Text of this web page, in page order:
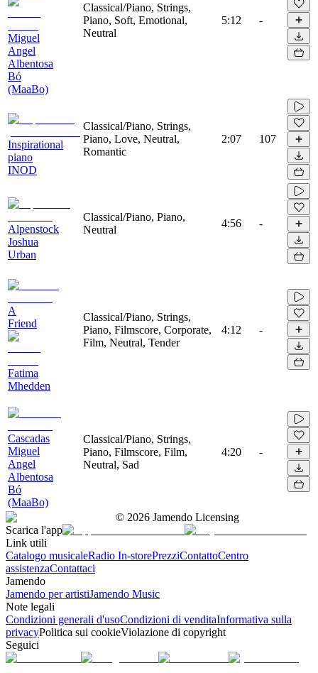
Miguel
Angel
Albentosa
Bó
(MaaBo)
Classical/Piano, Strings,
Piano, Soft, Emotional,
Neutral
5:12 -
Inspirational
piano
INOD
Classical/Piano, Strings,
Piano, Love, Neutral,
Romantic
2:07 107
Alpenstock
Joshua
Urban
Classical/Piano, Piano,
Neutral
4:56 -
A
Friend
Fatima
Mhedden
Classical/Piano, Strings,
Piano, Filmscore, Corporate,
Film, Neutral, Tender
4:12 -
Cascadas
Miguel
Angel
Albentosa
Bó
(MaaBo)
Classical/Piano, Strings,
Piano, Filmscore, Film,
Neutral, Sad
4:20 -
© 2026 Jamendo Licensing
Scarica l'app
Link utili
Catalogo musicaleRadio In-storePrezziContattoCentro
assistenzaContattaci
Jamendo
Jamendo per artistiJamendo Music
Note legali
Condizioni generali d'usoCondizioni di venditaInformativa sulla
privacyPolitica sui cookieViolazione di copyright
Seguici